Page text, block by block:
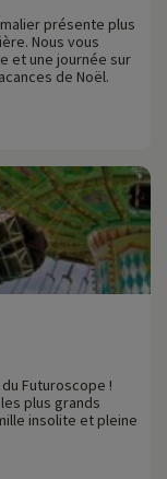
présente plus
Nous vous
et une journée sur
de Noël.
Futuroscope !
plus grands
insolite et pleine